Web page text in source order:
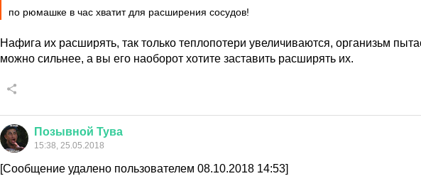
по рюмашке в час хватит для расширения сосудов!
Нафига их расширять, так только теплопотери увеличиваются, организьм
можно сильнее, а вы его наоборот хотите заставить расширять их.
Позывной Тува
15:38, 25.05.2018
[Сообщение удалено пользователем 08.10.2018 14:53]